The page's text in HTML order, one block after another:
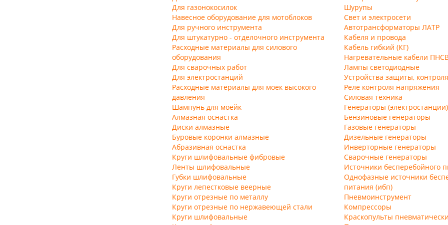
Для газонокосилок
Навесное оборудование для мотоблоков
Для ручного инструмента
Для штукатурно - отделочного инструмента
Расходные материалы для силового
оборудования
Для сварочных работ
Для электростанций
Расходные материалы для моек высокого
давления
Шампунь для моейк
Алмазная оснастка
Диски алмазные
Буровые коронки алмазные
Абразивная оснастка
Круги шлифовальные фибровые
Ленты шлифовальные
Губки шлифовальные
Круги лепестковые веерные
Круги отрезные по металлу
Круги отрезные по нержавеющей стали
Круги шлифовальные
Шурупы
Свет и электросети
Автотрансформаторы ЛАТР
Кабеля и провода
Кабель гибкий (КГ)
Нагревательные кабели
Лампы светодиодные
Устройства защиты,
Реле контроля напряжения
Силовая техника
Генераторы (электростанции)
Бензиновые генераторы
Газовые генераторы
Дизельные генераторы
Инверторные генераторы
Сварочные генераторы
Источники бесперебойного
Однофазные источники
питания (ибп)
Пневмоинструмент
Компрессоры
Краскопульты